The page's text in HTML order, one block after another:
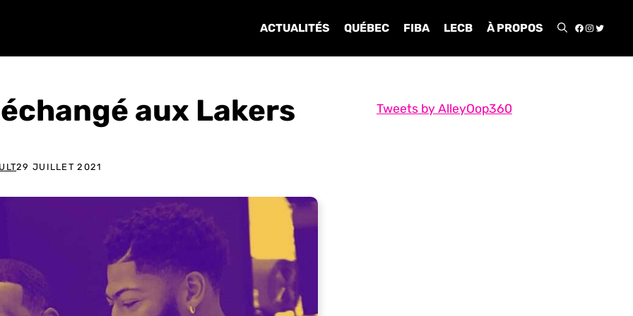
ACTUALITÉS QUÉBEC FIBA LECB À PROPOS
aux Lakers
29 JUILLET 2021
Tweets by AlleyOop360